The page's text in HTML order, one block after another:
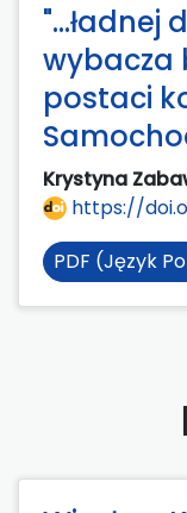
"...ładnej
wybacza
postaci
Krystyna
https://
PDF (Język